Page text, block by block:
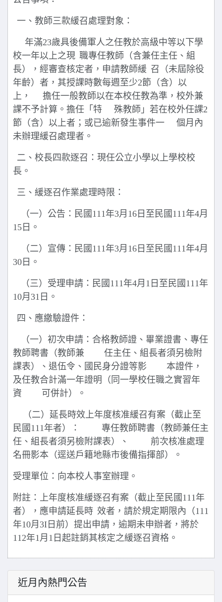
一、教師三款緩召處理對象：
年滿23歲具後備軍人之任教於高級中等以下學
校一年以上之現 職專任教師（含兼任主任、組
長），經審查核定者，申請教師緩 召（未屆除役
年齡）者，其授課時數每週至少2節（含）以
上，
擔任一般教師以在本校任教為準，校外兼
課不予計算。擔任「特
殊教師」若在校外任課2
節（含）以上者；或已逾新發生事件一
個月內
未辦理緩召處理者。
二、校長四款逐召：現任公立小學以上學校校
長。
三、緩逐召作業處理時限：
（一）公告：民國 111年3月 16 日至民國 111年4月
15 日。
（二）宣傳：民國 111年3月 16 日至民國 111年4月
30 日。
（三）受理申請：民國 111年4月 1 日至民國 111年
10月 31 日。
四、應繳驗證件：
（一）初次申請：合格教師證、畢業證書、專任
教師聘書（教師兼
任主任、組長者須另檢附
課表）、退伍令、國民身分證等影
本證件，
及任教合計滿一年證明（同一學校任職之實習年
資
可併計）。
（二）延長時效上年度核准緩召有案（截止至
民國 111年者）：
專任教師聘書（教師兼任主
任、組長者須另檢附課表）、
前次核准處理
名冊影本（逕送戶籍地縣市後備指揮部）。
受理單位：向本校人事室辦理。
附註：上年度核准緩逐召有案（截止至民國 111年
者），應申請延長時 效者，請於規定期限內（111
年10月 3I 日前）提出申請，逾期未申辦者，將於
112年1月 1 日起註銷其核定之緩逐召資格。
近月內熱門公告